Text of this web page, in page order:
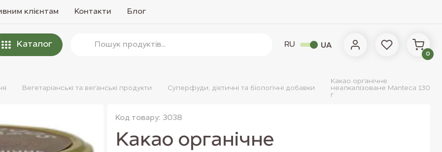
клієнтам Контакти Блог
Каталог RU UA
0
Вегетаріанські та веганські продукти Суперфуди, дієтичні та біологічні добавки
Какао органічне
неалкалізоване Manteca 130
г
Какао органічне
Код товару: 3038